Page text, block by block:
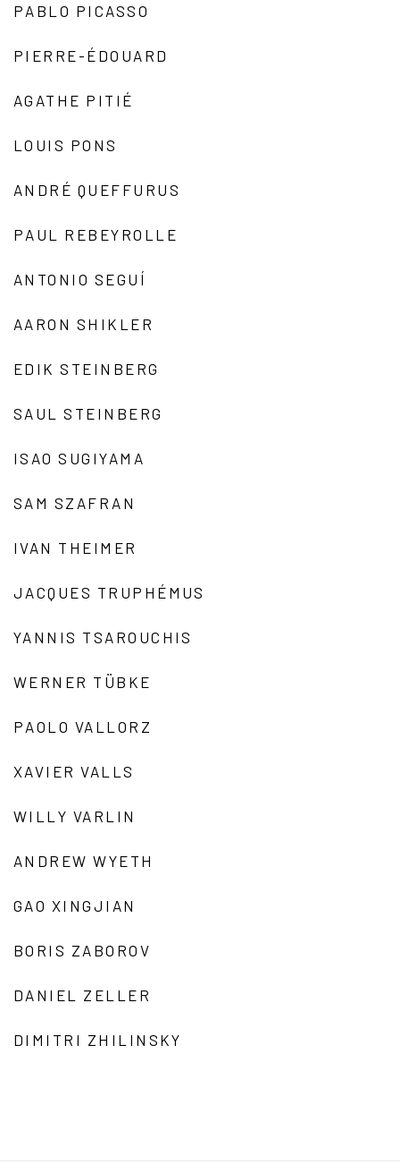
PABLO PICASSO
PIERRE-ÉDOUARD
AGATHE PITIÉ
LOUIS PONS
ANDRÉ QUEFFURUS
PAUL REBEYROLLE
ANTONIO SEGUÍ
AARON SHIKLER
EDIK STEINBERG
SAUL STEINBERG
ISAO SUGIYAMA
SAM SZAFRAN
IVAN THEIMER
JACQUES TRUPHÉMUS
YANNIS TSAROUCHIS
WERNER TÜBKE
PAOLO VALLORZ
XAVIER VALLS
WILLY VARLIN
ANDREW WYETH
GAO XINGJIAN
BORIS ZABOROV
DANIEL ZELLER
DIMITRI ZHILINSKY